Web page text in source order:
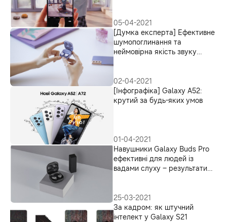
05-04-2021
[Думка експерта] Ефективне
шумопоглинання та
неймовірна якість звуку
02-04-2021
[Інфографіка] Galaxy A52:
крутий за будь-яких умов
01-04-2021
Навушники Galaxy Buds Pro
ефективні для людей із
вадами слуху – результати
25-03-2021
За кадром: як штучний
інтелект у Galaxy S21